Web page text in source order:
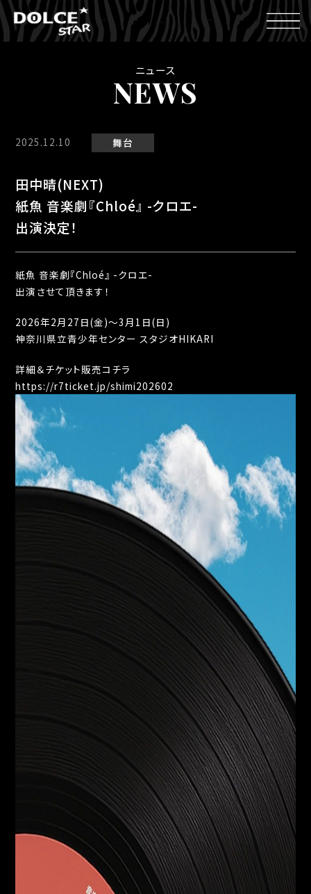
ニュース
NEWS
2025.12.10 舞台
田中晴(NEXT)
紙魚 音楽劇『Chloé』 -クロエ-
出演決定！
紙魚 音楽劇『Chloé』 -クロエ-
出演させて頂きます！
2026年2月27日(金)～3月1日(日)
神奈川県立青少年センター スタジオHIKARI
詳細＆チケット販売コチラ
https://r7ticket.jp/shimi202602